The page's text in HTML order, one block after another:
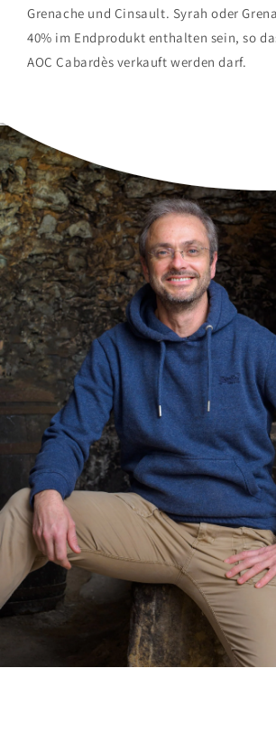
Grenache und Cinsault. Syrah oder
40% im Endprodukt enthalten sein, so
AOC Cabardès verkauft werden darf.